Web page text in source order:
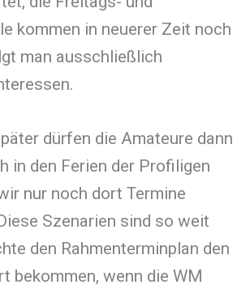
kommen in neuerer Zeit noch
man ausschließlich
dürfen die Amateure dann
in den Ferien der Profiligen
nur noch dort Termine
Szenarien sind so weit
den Rahmenterminplan den
bekommen, wenn die WM